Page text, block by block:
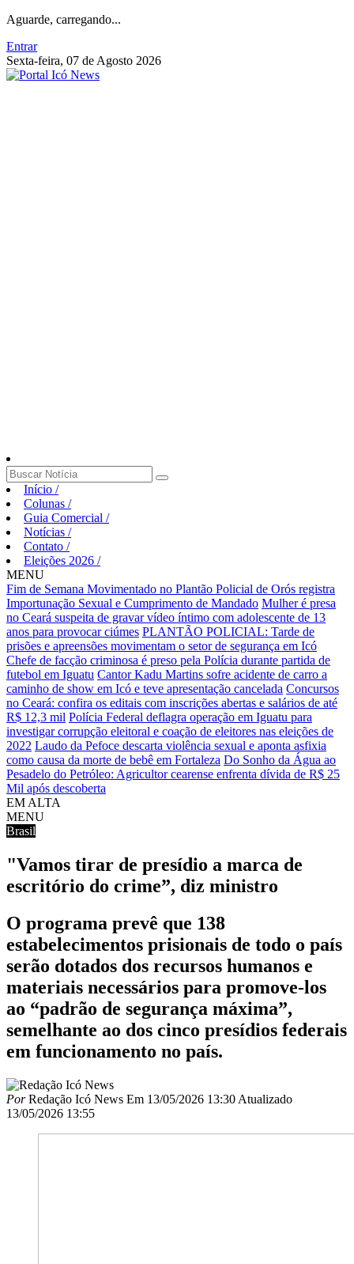
Aguarde, carregando...
Entrar
Sexta-feira, 07 de Agosto 2026
Início /
Colunas /
Guia Comercial /
Notícias /
Contato /
Eleições 2026 /
MENU
Fim de Semana Movimentado no Plantão Policial de Orós registra
Importunação Sexual e Cumprimento de Mandado Mulher é presa
no Ceará suspeita de gravar vídeo íntimo com adolescente de 13
anos para provocar ciúmes PLANTÃO POLICIAL: Tarde de
prisões e apreensões movimentam o setor de segurança em Icó
Chefe de facção criminosa é preso pela Polícia durante partida de
futebol em Iguatu Cantor Kadu Martins sofre acidente de carro a
caminho de show em Icó e teve apresentação cancelada Concursos
no Ceará: confira os editais com inscrições abertas e salários de até
R$ 12,3 mil Polícia Federal deflagra operação em Iguatu para
investigar corrupção eleitoral e coação de eleitores nas eleições de
2022 Laudo da Pefoce descarta violência sexual e aponta asfixia
como causa da morte de bebê em Fortaleza Do Sonho da Água ao
Pesadelo do Petróleo: Agricultor cearense enfrenta dívida de R$ 25
Mil após descoberta
EM ALTA
MENU
Brasil
"Vamos tirar de presídio a marca de
escritório do crime”, diz ministro
O programa prevê que 138
estabelecimentos prisionais de todo o país
serão dotados dos recursos humanos e
materiais necessários para promove-los
ao “padrão de segurança máxima”,
semelhante ao dos cinco presídios federais
em funcionamento no país.
PorRedação Icó News Em 13/05/2026 13:30 Atualizado
13/05/2026 13:55